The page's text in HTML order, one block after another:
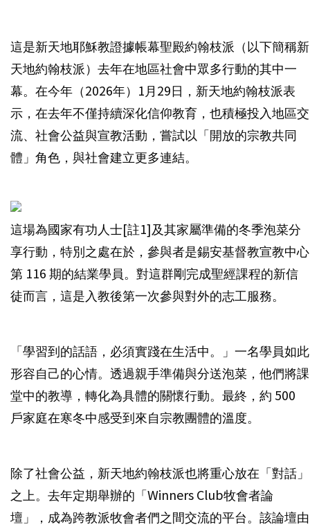
這是新天地耶穌教證據帳幕聖殿約翰枝派（以下簡稱新
天地約翰枝派）去年在地區社會中眾多行動的其中一
幕。在今年（2026年）1月29日，新天地約翰枝派表
示，在去年不僅持續深化信仰教育，也積極投入地區交
流、社會公益與宣教活動，嘗試以「開放的宗教共同
體」角色，與社會建立更多連結。
這場為國家有功人士[註1]及其家屬準備的冬季泡菜分
享行動，特別之處在於，參與者是錫安基督教宣教中心
第 116 期的結業學員。對這群剛完成聖經課程的新信
徒而言，這是入教後第一次參與對外的志工服務。
「學習到的話語，必須實踐在生活中。」一名學員如此
形容自己的心情。透過親手準備與分送泡菜，他們將課
堂中的教導，轉化為具體的關懷行動。最終，約 500
戶家庭在寒冬中感受到來自宗教團體的溫度。
除了社會公益，新天地約翰枝派也將重心放在「對話」
之上。去年定期舉辦的「Winners Club牧會者論
壇」，成為跨教派牧會者們之間交流的平台。該論壇由